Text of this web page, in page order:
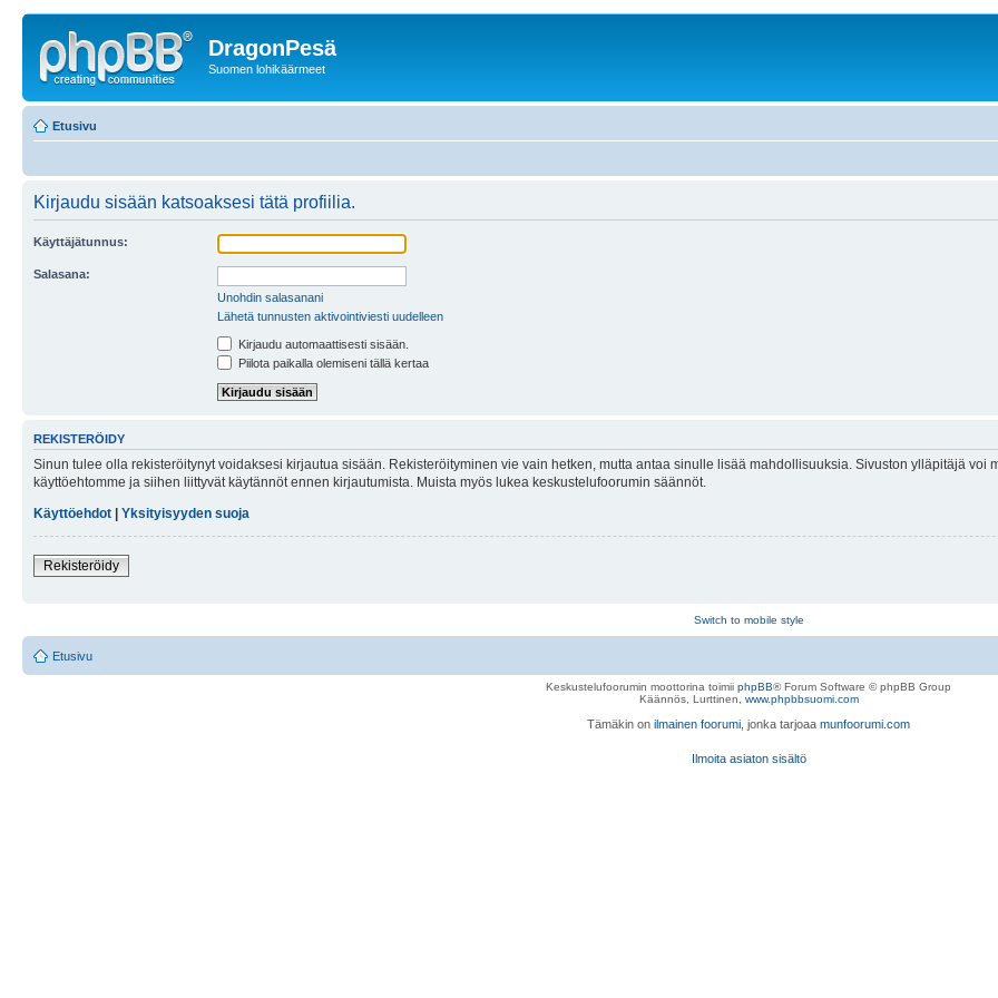
DragonPesä
Suomen lohikäärmeet
Etusivu
Kirjaudu sisään katsoaksesi tätä profiilia.
Käyttäjätunnus:
Salasana:
Unohdin salasanani
Lähetä tunnusten aktivointiviesti uudelleen
Kirjaudu automaattisesti sisään.
Piilota paikalla olemiseni tällä kertaa
REKISTERÖIDY
Sinun tulee olla rekisteröitynyt voidaksesi kirjautua sisään. Rekisteröityminen vie vain hetken, mutta antaa sinulle lisää mahdollisuuksia. Sivuston ylläpitäjä
käyttöehtomme ja siihen liittyvät käytännöt ennen kirjautumista. Muista myös lukea keskustelufoorumin säännöt.
Käyttöehdot
Yksityisyyden suoja
Rekisteröidy
Switch to mobile style
Etusivu
Keskustelufoorumin moottorina toimii phpBB® Forum Software © phpBB Group
Käännös, Lurttinen, www.phpbbsuomi.com
Tämäkin on ilmainen foorumi , jonka tarjoaa munfoorumi.com
Ilmoita asiaton sisältö